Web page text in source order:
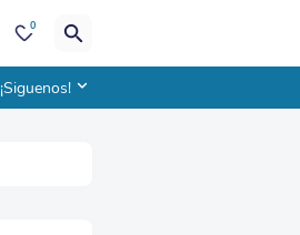
0
¡Siguenos!